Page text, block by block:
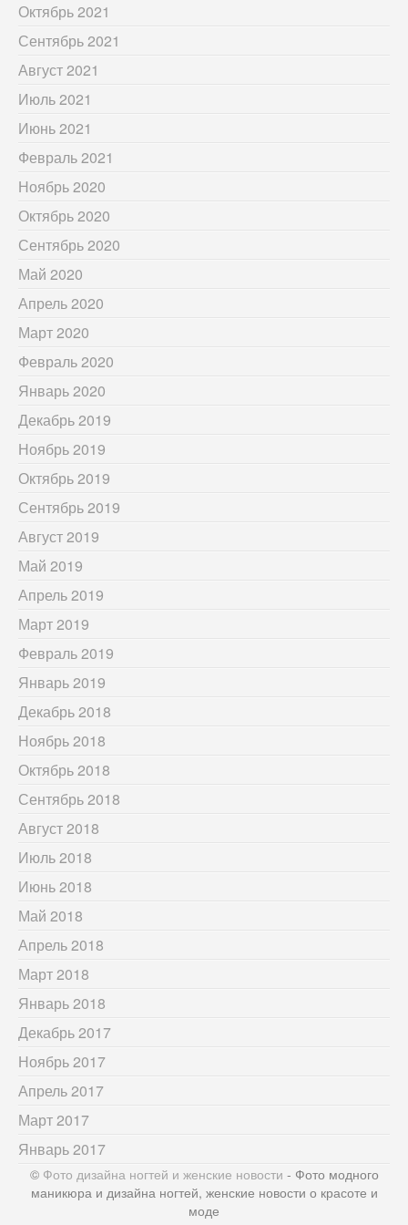
Октябрь 2021
Сентябрь 2021
Август 2021
Июль 2021
Июнь 2021
Февраль 2021
Ноябрь 2020
Октябрь 2020
Сентябрь 2020
Май 2020
Апрель 2020
Март 2020
Февраль 2020
Январь 2020
Декабрь 2019
Ноябрь 2019
Октябрь 2019
Сентябрь 2019
Август 2019
Май 2019
Апрель 2019
Март 2019
Февраль 2019
Январь 2019
Декабрь 2018
Ноябрь 2018
Октябрь 2018
Сентябрь 2018
Август 2018
Июль 2018
Июнь 2018
Май 2018
Апрель 2018
Март 2018
Январь 2018
Декабрь 2017
Ноябрь 2017
Апрель 2017
Март 2017
Январь 2017
© Фото дизайна ногтей и женские новости - Фото модного
маникюра и дизайна ногтей, женские новости о красоте и
моде